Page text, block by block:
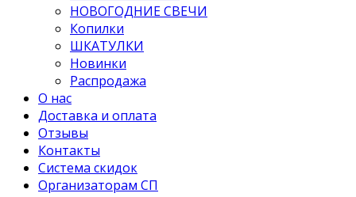
НОВОГОДНИЕ СВЕЧИ
Копилки
ШКАТУЛКИ
Новинки
Распродажа
О нас
Доставка и оплата
Отзывы
Контакты
Система скидок
Организаторам СП